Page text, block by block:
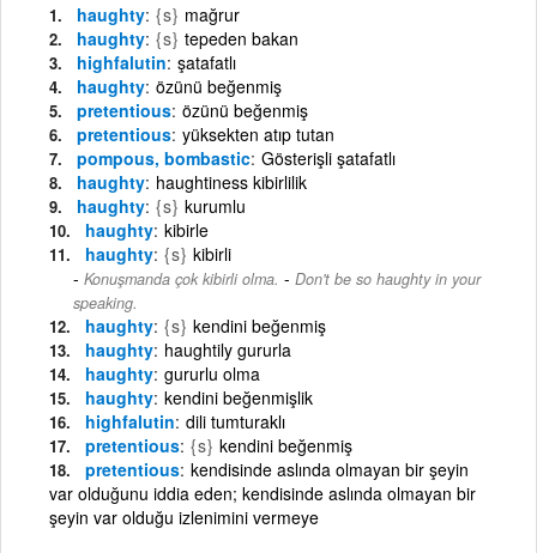
haughty {s} mağrur
haughty {s} tepeden bakan
highfalutin şatafatlı
haughty özünü beğenmiş
pretentious özünü beğenmiş
pretentious yüksekten atıp tutan
pompous, bombastic Gösterişli şatafatlı
haughty haughtiness kibirlilik
haughty {s} kurumlu
haughty kibirle
haughty {s} kibirli
Konuşmanda çok kibirli olma. - Don't be so haughty in your
speaking.
haughty {s} kendini beğenmiş
haughty haughtily gururla
haughty gururlu olma
haughty kendini beğenmişlik
highfalutin dili tumturaklı
pretentious {s} kendini beğenmiş
pretentious kendisinde aslında olmayan bir şeyin
var olduğunu iddia eden; kendisinde aslında olmayan bir
şeyin var olduğu izlenimini vermeye